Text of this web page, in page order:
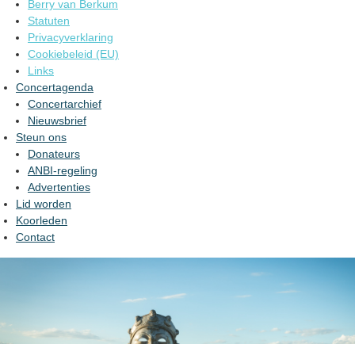
Berry van Berkum
Statuten
Privacyverklaring
Cookiebeleid (EU)
Links
Concertagenda
Concertarchief
Nieuwsbrief
Steun ons
Donateurs
ANBI-regeling
Advertenties
Lid worden
Koorleden
Contact